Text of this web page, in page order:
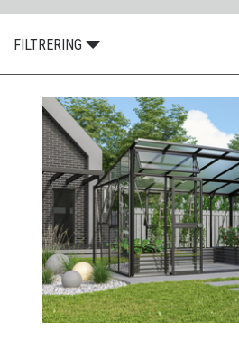
FILTRERING